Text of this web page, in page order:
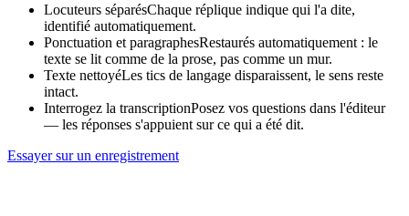
Locuteurs séparésChaque réplique indique qui l'a dite,
identifié automatiquement.
Ponctuation et paragraphesRestaurés automatiquement : le
texte se lit comme de la prose, pas comme un mur.
Texte nettoyéLes tics de langage disparaissent, le sens reste
intact.
Interrogez la transcriptionPosez vos questions dans l'éditeur
— les réponses s'appuient sur ce qui a été dit.
Essayer sur un enregistrement